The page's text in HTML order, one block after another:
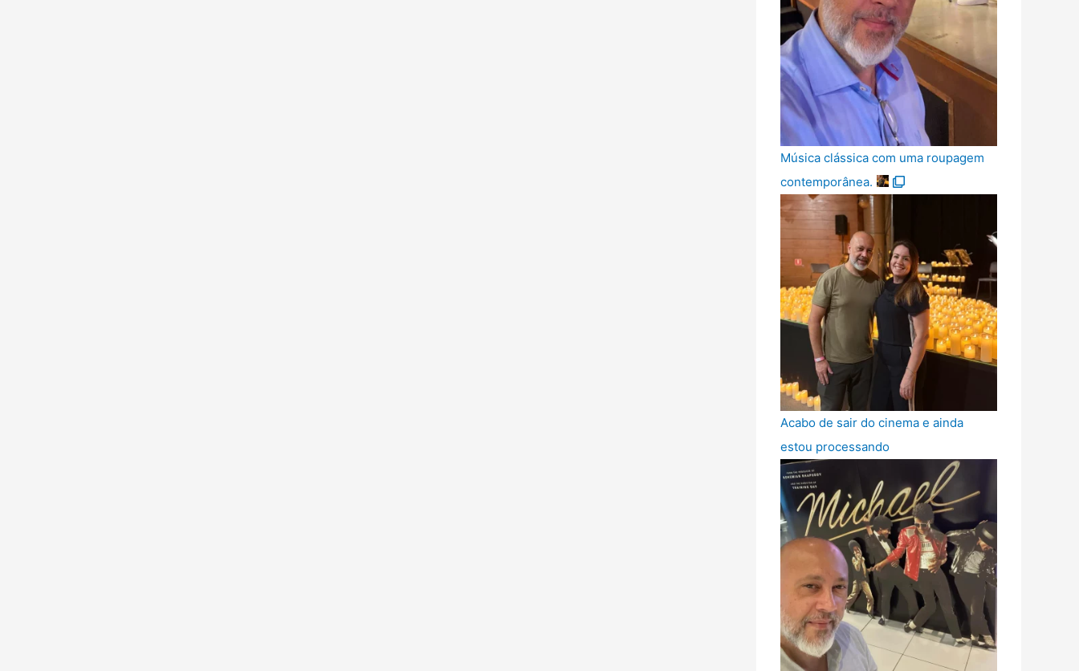
Música clássica com uma roupagem
contemporânea.
Acabo de sair do cinema e ainda
estou processando